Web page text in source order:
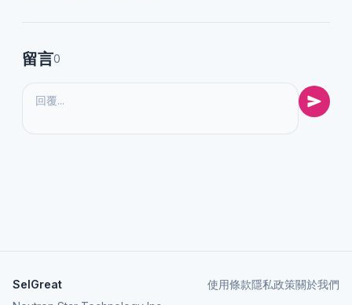
留言0
SelGreat
使用條款隱私政策關於我們